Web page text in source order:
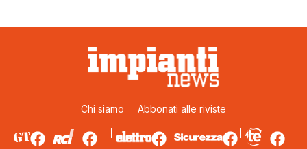
Chi siamo Abbonati alle riviste